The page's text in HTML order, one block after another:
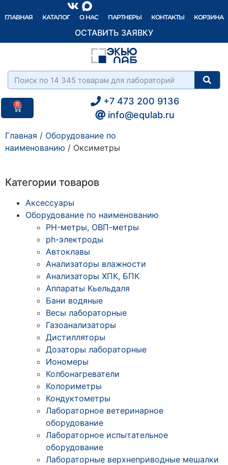
ГЛАВНАЯ КАТАЛОГ О НАС ПАРТНЕРЫ КОНТАКТЫ КОРЗИНА
ОСТАВИТЬ ЗАЯВКУ
0
+7 473 200 9136
info@equlab.ru
Главная / Оборудование по
наименованию / Оксиметры
Категории товаров
Аксессуары
Оборудование по наименованию
PH-метры, ОВП-метры
ph-электроды
Автоклавы
Анализаторы влажности
Анализаторы ХПК, БПК
Аппараты Кьельдаля
Бани водяные
Весы лабораторные
Газоанализаторы
Дистилляторы
Дозаторы лабораторные
Иономеры
Колбонагреватели
Колориметры
Кондуктометры
Лабораторное ветеринарное
оборудование
Лабораторное испытательное
оборудование
Лабораторные верхнеприводные мешалки